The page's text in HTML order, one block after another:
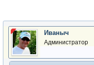
Иваныч
Администратор